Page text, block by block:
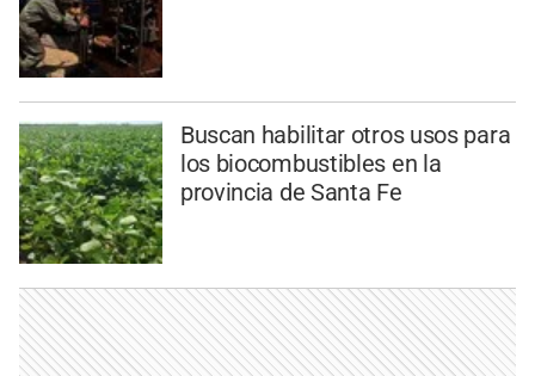
Buscan habilitar otros usos para
los biocombustibles en la
provincia de Santa Fe